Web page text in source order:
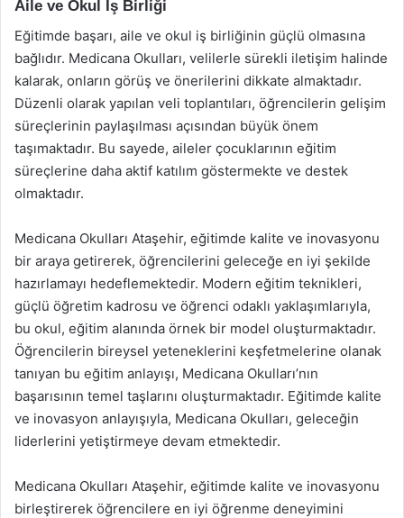
Aile ve Okul İş Birliği
Eğitimde başarı, aile ve okul iş birliğinin güçlü olmasına
bağlıdır. Medicana Okulları, velilerle sürekli iletişim halinde
kalarak, onların görüş ve önerilerini dikkate almaktadır.
Düzenli olarak yapılan veli toplantıları, öğrencilerin gelişim
süreçlerinin paylaşılması açısından büyük önem
taşımaktadır. Bu sayede, aileler çocuklarının eğitim
süreçlerine daha aktif katılım göstermekte ve destek
olmaktadır.
Medicana Okulları Ataşehir, eğitimde kalite ve inovasyonu
bir araya getirerek, öğrencilerini geleceğe en iyi şekilde
hazırlamayı hedeflemektedir. Modern eğitim teknikleri,
güçlü öğretim kadrosu ve öğrenci odaklı yaklaşımlarıyla,
bu okul, eğitim alanında örnek bir model oluşturmaktadır.
Öğrencilerin bireysel yeteneklerini keşfetmelerine olanak
tanıyan bu eğitim anlayışı, Medicana Okulları’nın
başarısının temel taşlarını oluşturmaktadır. Eğitimde kalite
ve inovasyon anlayışıyla, Medicana Okulları, geleceğin
liderlerini yetiştirmeye devam etmektedir.
Medicana Okulları Ataşehir, eğitimde kalite ve inovasyonu
birleştirerek öğrencilere en iyi öğrenme deneyimini